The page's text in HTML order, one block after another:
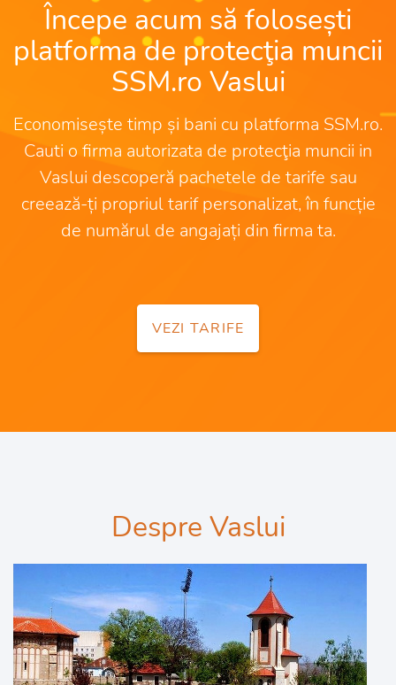
Începe acum să folosești
platforma de protecţia muncii
SSM.ro Vaslui
Economisește timp și bani cu platforma SSM.ro.
Cauti o firma autorizata de protecţia muncii in
Vaslui descoperă pachetele de tarife sau
creează-ți propriul tarif personalizat, în funcție
de numărul de angajați din firma ta.
VEZI TARIFE
Despre Vaslui